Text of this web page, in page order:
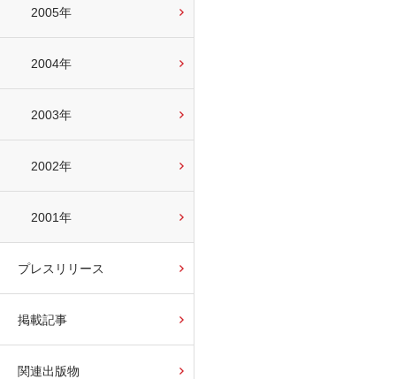
2005年
2004年
2003年
2002年
2001年
プレスリリース
掲載記事
関連出版物